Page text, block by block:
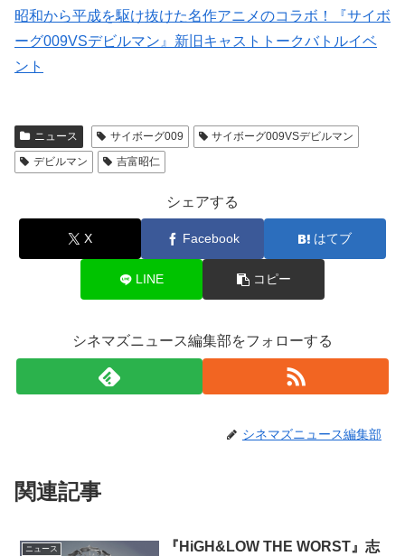
昭和から平成を駆け抜けた名作アニメのコラボ！『サイボ
ーグ009VSデビルマン』新旧キャストトークバトルイベ
ント
ニュース サイボーグ009
サイボーグ009VSデビルマン
デビルマン
吉富昭仁
シェアする
X Facebook はてブ
LINE コピー
シネマズニュース編集部をフォローする
シネマズニュース編集部
関連記事
ニュース
『HiGH&LOW THE WORST』志